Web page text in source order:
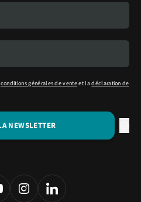
conditions générales de venteet ladéclaration de